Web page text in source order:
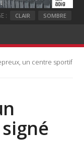
: CLAIR SOMBRE
un centre sportif